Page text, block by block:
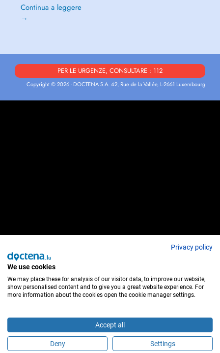
Fissa un appuntamento online
Continua a leggere
→
PER LE URGENZE, CONSULTARE : 112
Copyright © 2026 - DOCTENA S.A. 42, Rue de la Vallée, L-2661 Luxembourg
Privacy policy
We use cookies
We may place these for analysis of our visitor data, to improve our website,
show personalised content and to give you a great website experience. For
more information about the cookies open the cookie manager settings.
Accept all
Deny Settings